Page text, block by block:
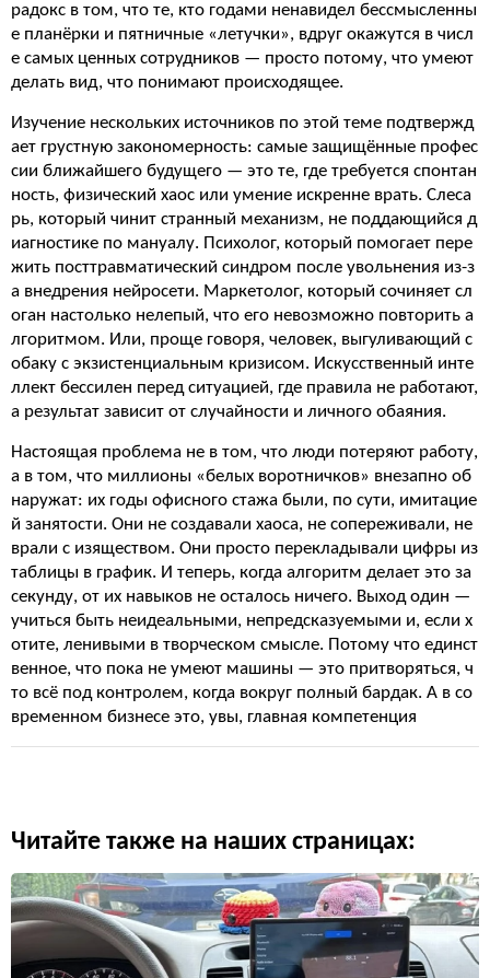
радокс в том, что те, кто годами ненавидел бессмысленны
е планёрки и пятничные «летучки», вдруг окажутся в числ
е самых ценных сотрудников — просто потому, что умеют
делать вид, что понимают происходящее.
Изучение нескольких источников по этой теме подтвержд
ает грустную закономерность: самые защищённые профес
сии ближайшего будущего — это те, где требуется спонтан
ность, физический хаос или умение искренне врать. Слеса
рь, который чинит странный механизм, не поддающийся д
иагностике по мануалу. Психолог, который помогает пере
жить посттравматический синдром после увольнения из-з
а внедрения нейросети. Маркетолог, который сочиняет сл
оган настолько нелепый, что его невозможно повторить а
лгоритмом. Или, проще говоря, человек, выгуливающий с
обаку с экзистенциальным кризисом. Искусственный инте
ллект бессилен перед ситуацией, где правила не работают,
а результат зависит от случайности и личного обаяния.
Настоящая проблема не в том, что люди потеряют работу,
а в том, что миллионы «белых воротничков» внезапно об
наружат: их годы офисного стажа были, по сути, имитацие
й занятости. Они не создавали хаоса, не сопереживали, не
врали с изяществом. Они просто перекладывали цифры из
таблицы в график. И теперь, когда алгоритм делает это за
секунду, от их навыков не осталось ничего. Выход один —
учиться быть неидеальными, непредсказуемыми и, если х
отите, ленивыми в творческом смысле. Потому что единст
венное, что пока не умеют машины — это притворяться, ч
то всё под контролем, когда вокруг полный бардак. А в со
временном бизнесе это, увы, главная компетенция
Читайте также на наших страницах: